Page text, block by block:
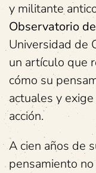
y militante
Observatorio
Universidad de
un artículo que
cómo su
actuales y
acción.
A cien años de
pensamiento